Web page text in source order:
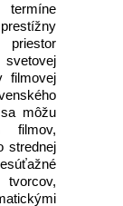
filmovej
môžu
filmov,
strednej